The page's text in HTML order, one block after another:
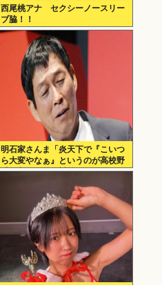
西尾桃アナ セクシーノースリー
ブ脇！！
明石家さんま「炎天下で『こいつ
ら大変やなぁ』というのが高校野
球の良さ。暑さ対策はいらない」